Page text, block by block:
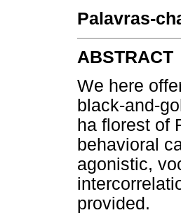
Palavras-
ABSTRACT
We here
black-and-
ha florest of
behavioral
agonistic,
provided.